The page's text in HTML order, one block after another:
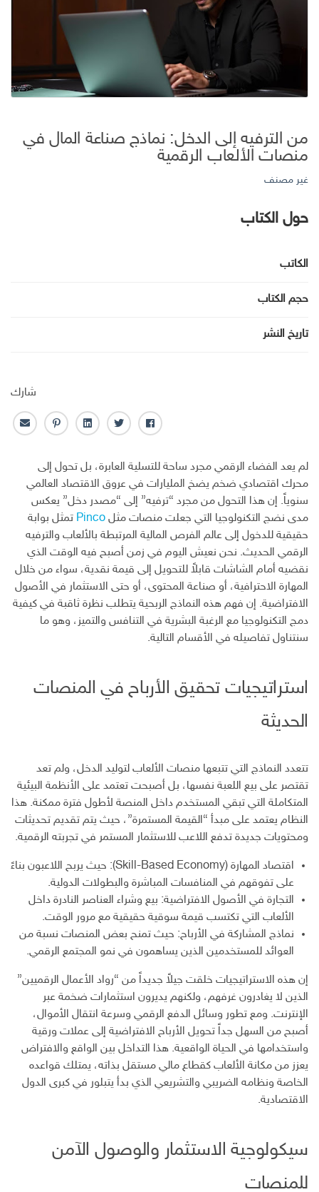
من الترفيه إلى الدخل: نماذج صناعة المال في
منصات الألعاب الرقمية
غير مصنف
حول الكتاب
الكاتب
حجم الكتاب
تاريخ النشر
شارك
ف
ب
و
ك
ت
ر
ل
ن
ك
ـ
د
ا
ن
ب
ر
س
ت
ا
ل
ل
ك
ت
ر
لم يعد الفضاء الرقمي مجرد ساحة للتسلية العابرة، بل تحول إلى
محرك اقتصادي ضخم يضخ المليارات في عروق الاقتصاد العالمي
سنوياً. إن هذا التحول من مجرد “ترفيه” إلى “مصدر دخل” يعكس
مدى نضج التكنولوجيا التي جعلت منصات مثل Pinco تمثل بوابة
حقيقية للدخول إلى عالم الفرص المالية المرتبطة بالألعاب والترفيه
الرقمي الحديث. نحن نعيش اليوم في زمن أصبح فيه الوقت الذي
نقضيه أمام الشاشات قابلاً للتحويل إلى قيمة نقدية، سواء من خلال
المهارة الاحترافية، أو صناعة المحتوى، أو حتى الاستثمار في الأصول
الافتراضية. إن فهم هذه النماذج الربحية يتطلب نظرة ثاقبة في كيفية
دمج التكنولوجيا مع الرغبة البشرية في التنافس والتميز، وهو ما
سنتناول تفاصيله في الأقسام التالية.
استراتيجيات تحقيق الأرباح في المنصات
الحديثة
تتعدد النماذج التي تتبعها منصات الألعاب لتوليد الدخل، ولم تعد
تقتصر على بيع اللعبة نفسها، بل أصبحت تعتمد على الأنظمة البيئية
المتكاملة التي تبقي المستخدم داخل المنصة لأطول فترة ممكنة. هذا
النظام يعتمد على مبدأ “القيمة المستمرة”، حيث يتم تقديم تحديثات
ومحتويات جديدة تدفع اللاعب للاستثمار المستمر في تجربته الرقمية.
اقتصاد المهارة (Skill-Based Economy): حيث يربح اللاعبون بناءً
على تفوقهم في المنافسات المباشرة والبطولات الدولية.
التجارة في الأصول الافتراضية: بيع وشراء العناصر النادرة داخل
الألعاب التي تكتسب قيمة سوقية حقيقية مع مرور الوقت.
نماذج المشاركة في الأرباح: حيث تمنح بعض المنصات نسبة من
العوائد للمستخدمين الذين يساهمون في نمو المجتمع الرقمي.
إن هذه الاستراتيجيات خلقت جيلاً جديداً من “رواد الأعمال الرقميين”
الذين لا يغادرون غرفهم، ولكنهم يديرون استثمارات ضخمة عبر
الإنترنت. ومع تطور وسائل الدفع الرقمي وسرعة انتقال الأموال،
أصبح من السهل جداً تحويل الأرباح الافتراضية إلى عملات ورقية
واستخدامها في الحياة الواقعية. هذا التداخل بين الواقع والافتراض
يعزز من مكانة الألعاب كقطاع مالي مستقل بذاته، يمتلك قواعده
الخاصة ونظامه الضريبي والتشريعي الذي بدأ يتبلور في كبرى الدول
الاقتصادية.
سيكولوجية الاستثمار والوصول الآمن
للمنصات